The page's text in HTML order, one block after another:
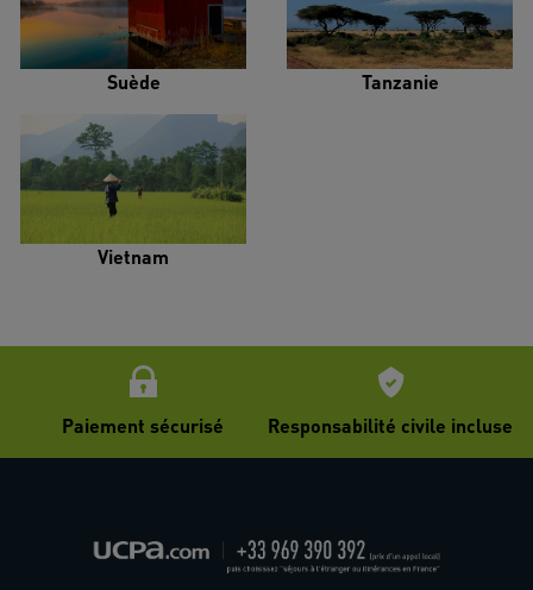
Suède Tanzanie
Vietnam
Paiement sécurisé Responsabilité civile incluse